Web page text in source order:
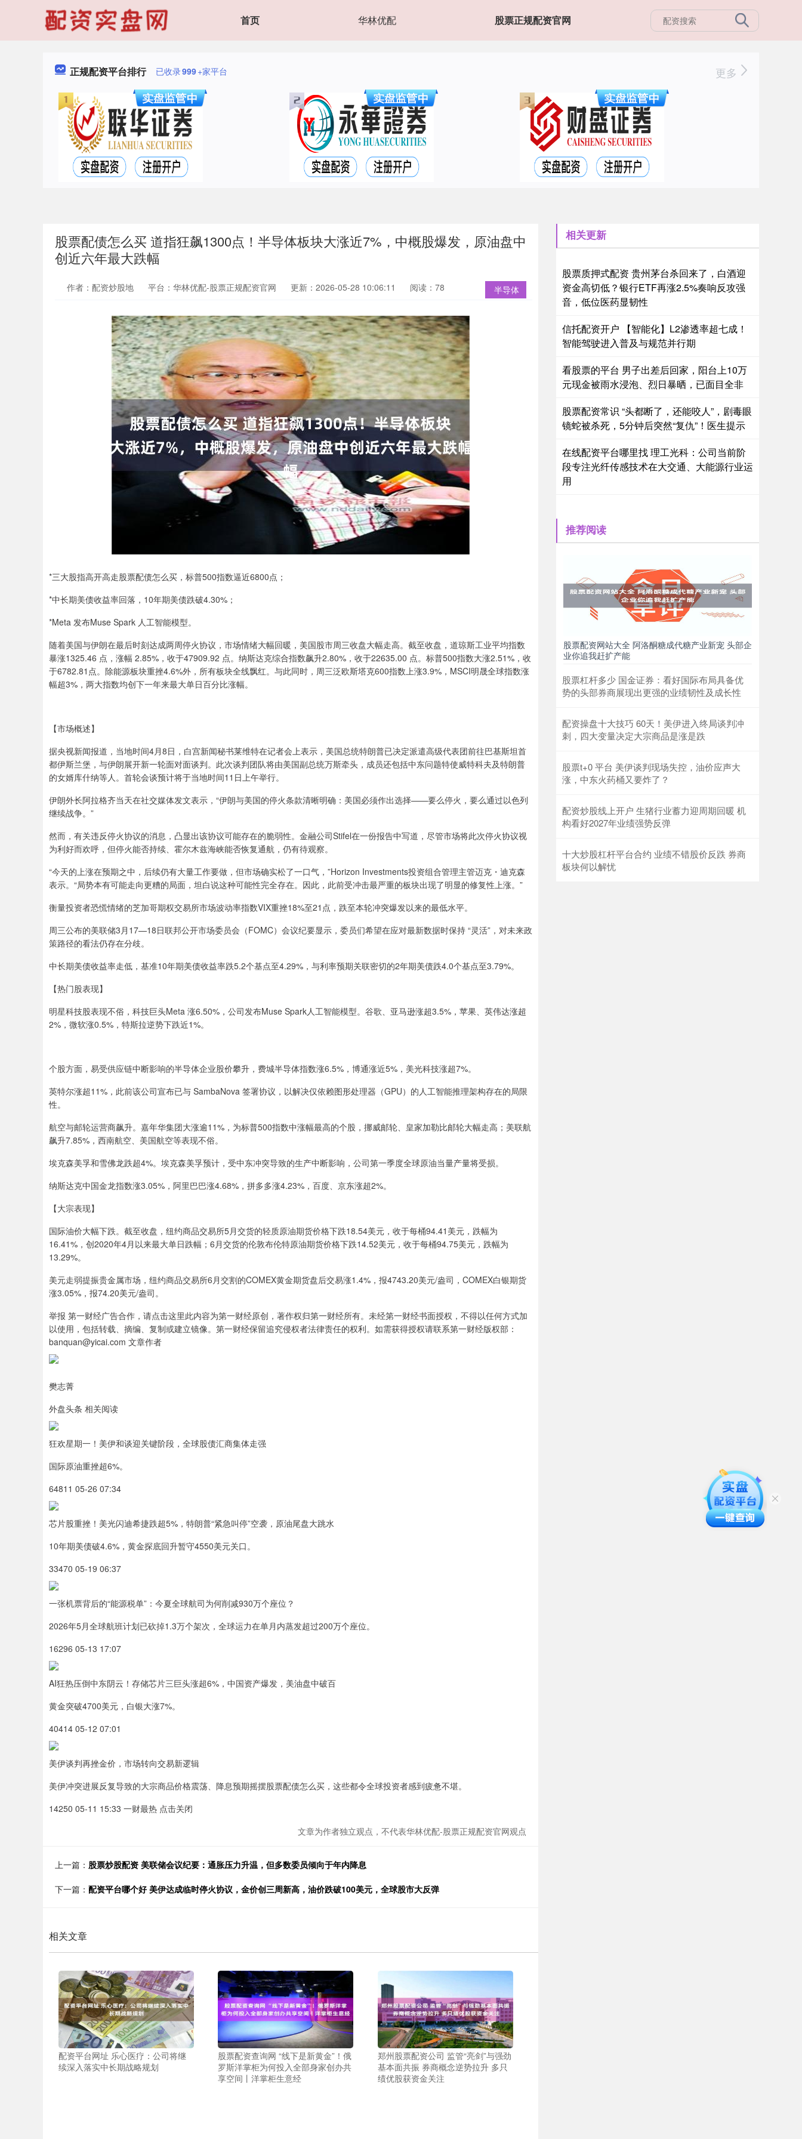
首页 华林优配 股票正规配资官网
正规配资平台排行 已收录999+家平台 更多
股票配债怎么买 道指狂飙1300点！半导体板块大涨近7%，中概股爆发，原油盘中
创近六年最大跌幅
半导体
作者：配资炒股地 平台：华林优配-股票正规配资官网 更新：2026-05-28 10:06:11 阅读：78
*三大股指高开高走股票配债怎么买，标普500指数逼近6800点；
*中长期美债收益率回落，10年期美债跌破4.30%；
*Meta 发布Muse Spark 人工智能模型。
随着美国与伊朗在最后时刻达成两周停火协议，市场情绪大幅回暖，美国股市周三收盘大幅走高。截至收盘，道琼斯工业平均指数
暴涨1325.46 点，涨幅 2.85%，收于47909.92 点。纳斯达克综合指数飙升2.80%，收于22635.00 点。标普500指数大涨2.51%，收
于6782.81点。除能源板块重挫4.6%外，所有板块全线飘红。与此同时，周三泛欧斯塔克600指数上涨3.9%，MSCI明晟全球指数涨
幅超3%，两大指数均创下一年来最大单日百分比涨幅。
【市场概述】
据央视新闻报道，当地时间4月8日，白宫新闻秘书莱维特在记者会上表示，美国总统特朗普已决定派遣高级代表团前往巴基斯坦首
都伊斯兰堡，与伊朗展开新一轮面对面谈判。此次谈判团队将由美国副总统万斯牵头，成员还包括中东问题特使威特科夫及特朗普
的女婿库什纳等人。首轮会谈预计将于当地时间11日上午举行。
伊朗外长阿拉格齐当天在社交媒体发文表示，“伊朗与美国的停火条款清晰明确：美国必须作出选择——要么停火，要么通过以色列
继续战争。”
然而，有关违反停火协议的消息，凸显出该协议可能存在的脆弱性。金融公司Stifel在一份报告中写道，尽管市场将此次停火协议视
为利好而欢呼，但停火能否持续、霍尔木兹海峡能否恢复通航，仍有待观察。
“今天的上涨在预期之中，后续仍有大量工作要做，但市场确实松了一口气，”Horizon Investments投资组合管理主管迈克・迪克森
表示。“局势本有可能走向更糟的局面，坦白说这种可能性完全存在。因此，此前受冲击最严重的板块出现了明显的修复性上涨。”
衡量投资者恐慌情绪的芝加哥期权交易所市场波动率指数VIX重挫18%至21点，跌至本轮冲突爆发以来的最低水平。
周三公布的美联储3月17—18日联邦公开市场委员会（FOMC）会议纪要显示，委员们希望在应对最新数据时保持 “灵活”，对未来政
策路径的看法仍存在分歧。
中长期美债收益率走低，基准10年期美债收益率跌5.2个基点至4.29%，与利率预期关联密切的2年期美债跌4.0个基点至3.79%。
【热门股表现】
明星科技股表现不俗，科技巨头Meta 涨6.50%，公司发布Muse Spark人工智能模型。谷歌、亚马逊涨超3.5%，苹果、英伟达涨超
2%，微软涨0.5%，特斯拉逆势下跌近1%。
个股方面，易受供应链中断影响的半导体企业股价攀升，费城半导体指数涨6.5%，博通涨近5%，美光科技涨超7%。
英特尔涨超11%，此前该公司宣布已与 SambaNova 签署协议，以解决仅依赖图形处理器（GPU）的人工智能推理架构存在的局限
性。
航空与邮轮运营商飙升。嘉年华集团大涨逾11%，为标普500指数中涨幅最高的个股，挪威邮轮、皇家加勒比邮轮大幅走高；美联航
飙升7.85%，西南航空、美国航空等表现不俗。
埃克森美孚和雪佛龙跌超4%。埃克森美孚预计，受中东冲突导致的生产中断影响，公司第一季度全球原油当量产量将受损。
纳斯达克中国金龙指数涨3.05%，阿里巴巴涨4.68%，拼多多涨4.23%，百度、京东涨超2%。
【大宗表现】
国际油价大幅下跌。截至收盘，纽约商品交易所5月交货的轻质原油期货价格下跌18.54美元，收于每桶94.41美元，跌幅为
16.41%，创2020年4月以来最大单日跌幅；6月交货的伦敦布伦特原油期货价格下跌14.52美元，收于每桶94.75美元，跌幅为
13.29%。
美元走弱提振贵金属市场，纽约商品交易所6月交割的COMEX黄金期货盘后交易涨1.4%，报4743.20美元/盎司，COMEX白银期货
涨3.05%，报74.20美元/盎司。
举报 第一财经广告合作，请点击这里此内容为第一财经原创，著作权归第一财经所有。未经第一财经书面授权，不得以任何方式加
以使用，包括转载、摘编、复制或建立镜像。第一财经保留追究侵权者法律责任的权利。如需获得授权请联系第一财经版权部：
banquan@yicai.com 文章作者
樊志菁
外盘头条 相关阅读
狂欢星期一！美伊和谈迎关键阶段，全球股债汇商集体走强
国际原油重挫超6%。
64811 05-26 07:34
芯片股重挫！美光闪迪希捷跌超5%，特朗普“紧急叫停”空袭，原油尾盘大跳水
10年期美债破4.6%，黄金探底回升暂守4550美元关口。
33470 05-19 06:37
一张机票背后的“能源税单”：今夏全球航司为何削减930万个座位？
2026年5月全球航班计划已砍掉1.3万个架次，全球运力在单月内蒸发超过200万个座位。
16296 05-13 17:07
AI狂热压倒中东阴云！存储芯片三巨头涨超6%，中国资产爆发，美油盘中破百
黄金突破4700美元，白银大涨7%。
40414 05-12 07:01
美伊谈判再挫金价，市场转向交易新逻辑
美伊冲突进展反复导致的大宗商品价格震荡、降息预期摇摆股票配债怎么买，这些都令全球投资者感到疲惫不堪。
14250 05-11 15:33 一财最热 点击关闭
文章为作者独立观点，不代表华林优配-股票正规配资官网观点
上一篇： 股票炒股配资 美联储会议纪要：通胀压力升温，但多数委员倾向于年内降息
下一篇： 配资平台哪个好 美伊达成临时停火协议，金价创三周新高，油价跌破100美元，全球股市大反弹
相关文章
配资平台网址 乐心医疗：公司将继
续深入落实中长期战略规划
股票配资查询网 “线下是新黄金”！俄
罗斯洋掌柜为何投入全部身家创办共
享空间丨洋掌柜生意经
郑州股票配资公司 监管“亮剑”与强劲
基本面共振 券商概念逆势拉升 多只
绩优股获资金关注
相关更新
股票质押式配资 贵州茅台杀回来了，白酒迎
资金高切低？银行ETF再涨2.5%奏响反攻强
音，低位医药显韧性
信托配资开户 【智能化】L2渗透率超七成！
智能驾驶进入普及与规范并行期
看股票的平台 男子出差后回家，阳台上10万
元现金被雨水浸泡、烈日暴晒，已面目全非
股票配资常识 “头都断了，还能咬人”，剧毒眼
镜蛇被杀死，5分钟后突然“复仇”！医生提示
在线配资平台哪里找 理工光科：公司当前阶
段专注光纤传感技术在大交通、大能源行业运
用
推荐阅读
股票配资网站大全 阿洛酮糖成代糖产业新宠 头部企
业你追我赶扩产能
股票杠杆多少 国金证券：看好国际布局具备优
势的头部券商展现出更强的业绩韧性及成长性
配资操盘十大技巧 60天！美伊进入终局谈判冲
刺，四大变量决定大宗商品是涨是跌
股票t+0 平台 美伊谈判现场失控，油价应声大
涨，中东火药桶又要炸了？
配资炒股线上开户 生猪行业蓄力迎周期回暖 机
构看好2027年业绩强势反弹
十大炒股杠杆平台合约 业绩不错股价反跌 券商
板块何以解忧